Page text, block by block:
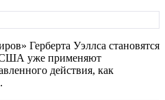
Герберта Уэллса становятся
уже применяют
действия, как